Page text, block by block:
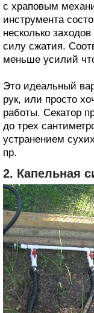
с храповым
инструмента
несколько
силу сжатия.
меньше усилий
Это идеальный
рук, или просто
работы. Секатор
до трех
устранением
пр.
2. Капельная